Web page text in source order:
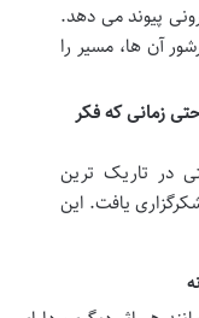
پیوند می دهد.
آن ها، مسیر را
زمانی که فکر
در تاریک ترین
یافت. این